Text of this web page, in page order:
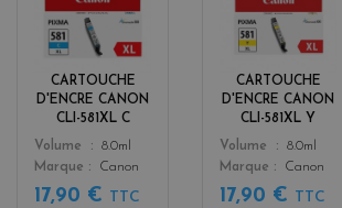
CARTOUCHE
D'ENCRE CANON
CLI-581XL C
Color
y
n
Volume
8.0ml
Marque
Canon
17,90 € TTC
CARTOUCHE
D'ENCRE CANON
CLI-581XL Y
Color
l
o
w
Volume
8.0ml
Marque
Canon
17,90 € TTC